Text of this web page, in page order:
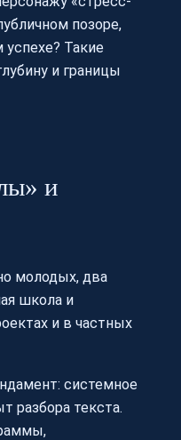
позоре,
успехе? Такие
и границы
и
молодых, два
школа и
и в частных
системное
разбора текста.